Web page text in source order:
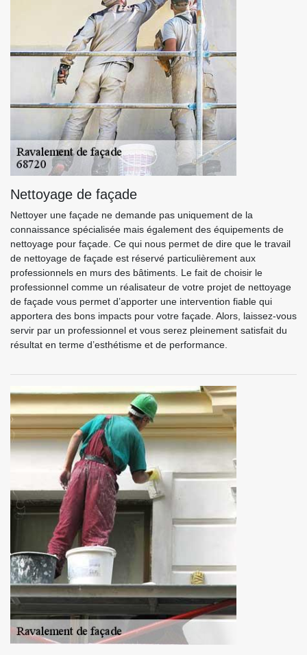
Nettoyage de façade
Nettoyer une façade ne demande pas uniquement de la
connaissance spécialisée mais également des équipements de
nettoyage pour façade. Ce qui nous permet de dire que le travail
de nettoyage de façade est réservé particulièrement aux
professionnels en murs des bâtiments. Le fait de choisir le
professionnel comme un réalisateur de votre projet de nettoyage
de façade vous permet d’apporter une intervention fiable qui
apportera des bons impacts pour votre façade. Alors, laissez-vous
servir par un professionnel et vous serez pleinement satisfait du
résultat en terme d’esthétisme et de performance.